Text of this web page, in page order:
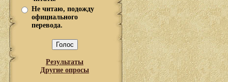
Не читаю, подожду
официального
перевода.
Результаты
Другие опросы